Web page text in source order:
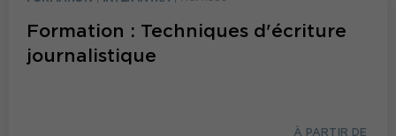
Formation : Techniques d'écriture
journalistique
À PARTIR DE